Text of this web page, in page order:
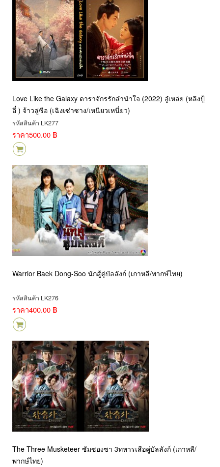
Love Like the Galaxy ดาราจักรรักลำนำใจ (2022) อู๋เหล่ย (หลิงปู้
อี๋ ) จ้าวลู่ซือ (เฉิงเซ่าซาง/เหนียวเหนี่ยว)
รหัสสินค้า LK277
ราคา500.00 ฿
Warrior Baek Dong-Soo นักสู้คู่บัลลังก์ (เกาหลี/พากษ์ไทย)
รหัสสินค้า LK276
ราคา400.00 ฿
The Three Musketeer ซัมซองซา 3ทหารเสือคู่บัลลังก์ (เกาหลี/
พากษ์ไทย)